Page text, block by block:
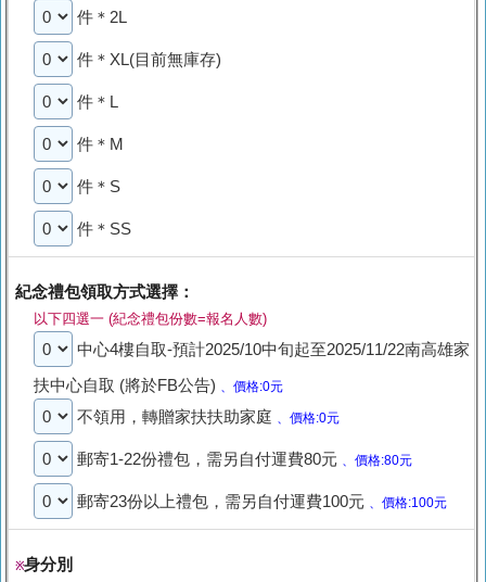
件＊2L
件＊XL(目前無庫存)
件＊L
件＊M
件＊S
件＊SS
紀念禮包領取方式選擇：
以下四選一 (紀念禮包份數=報名人數)
中心4樓自取-預計2025/10中旬起至2025/11/22南高雄家
扶中心自取 (將於FB公告) 、價格:0元
不領用，轉贈家扶扶助家庭 、價格:0元
郵寄1-22份禮包，需另自付運費80元 、價格:80元
郵寄23份以上禮包，需另自付運費100元 、價格:100元
※身分別